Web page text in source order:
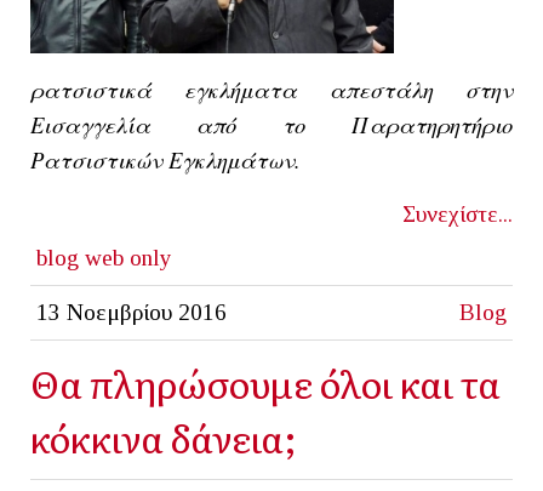
ρατσιστικά εγκλήματα απεστάλη στην
Εισαγγελία από το Παρατηρητήριο
Ρατσιστικών Εγκλημάτων.
Συνεχίστε...
blog web only
13 Νοεμβρίου 2016 Blog
Θα πληρώσουμε όλοι και τα
κόκκινα δάνεια;